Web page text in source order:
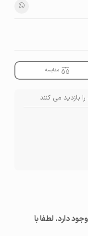
مقایسه
بازدید می کنند
دارد. لطفا با